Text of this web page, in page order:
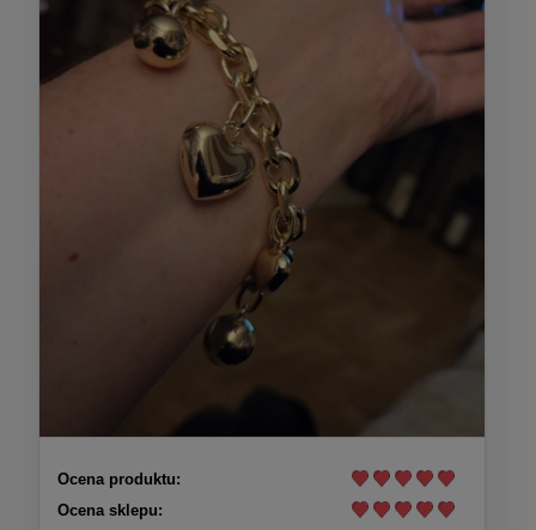
Ocena produktu:
Ocena sklepu: